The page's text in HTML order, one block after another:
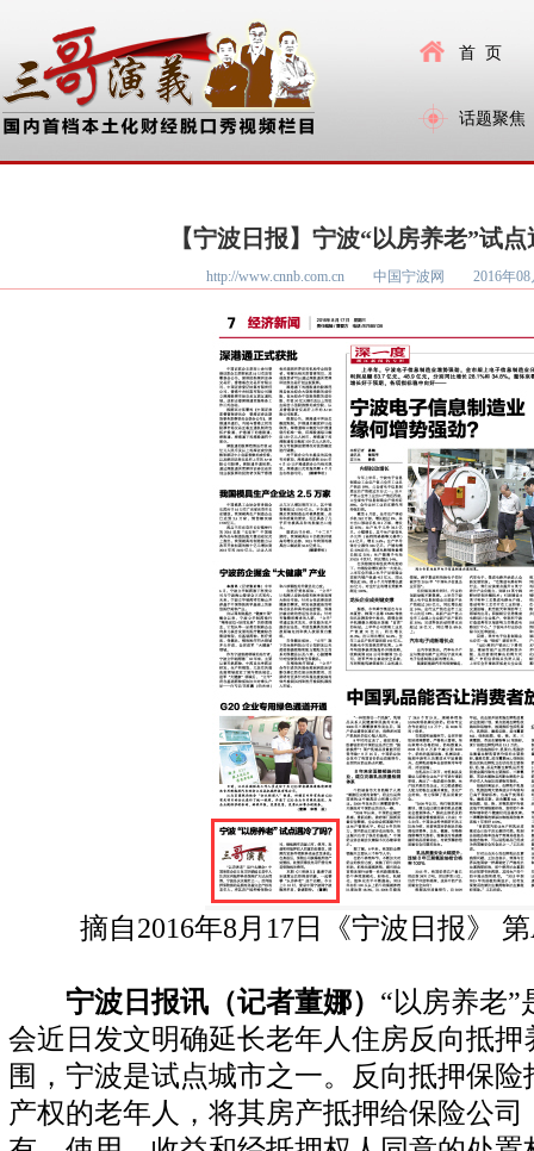
首 页
话题聚焦
【宁波日报】宁波“以房养老”试
http://www.cnnb.com.cn 中国宁波网 2016年
摘自2016年8月17日《宁波日报》
宁波日报讯（记者董娜） “以房养老”
会近日发文明确延长老年人住房反向抵
围，宁波是试点城市之一。反向抵押保
产权的老年人，将其房产抵押给保险公